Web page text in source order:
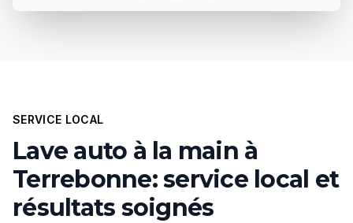
SERVICE LOCAL
Lave auto à la main à
Terrebonne: service local et
résultats soignés